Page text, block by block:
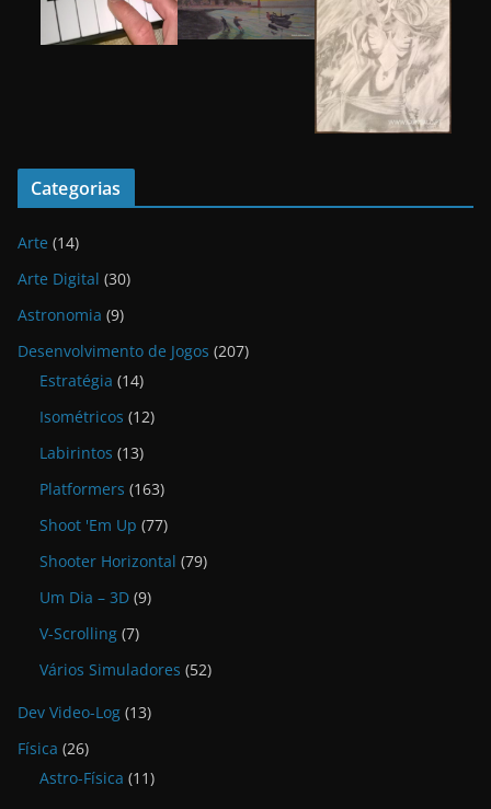
Categorias
Arte (14)
Arte Digital (30)
Astronomia (9)
Desenvolvimento de Jogos (207)
Estratégia (14)
Isométricos (12)
Labirintos (13)
Platformers (163)
Shoot 'Em Up (77)
Shooter Horizontal (79)
Um Dia – 3D (9)
V-Scrolling (7)
Vários Simuladores (52)
Dev Video-Log (13)
Física (26)
Astro-Física (11)